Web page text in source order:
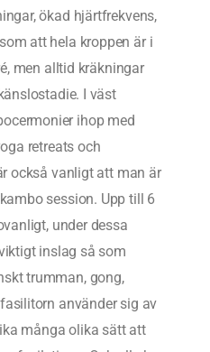
ökad hjärtfrekvens,
att hela kroppen är i
men alltid kräkningar
I väst
ihop med
retreats och
också vanligt att man är
session. Upp till 6
under dessa
inslag så som
trumman, gong,
använder sig av
många olika sätt att